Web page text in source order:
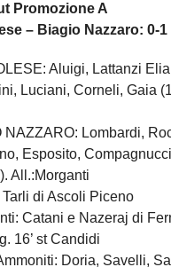
Promozione A
– Biagio Nazzaro: 0-1
Aluigi, Lattanzi
Luciani, Corneli, Gaia
NAZZARO: Lombardi,
Esposito,
All.:Morganti
di Ascoli Piceno
Catani e Nazeraj di
16’ st Candidi
Doria, Savelli,